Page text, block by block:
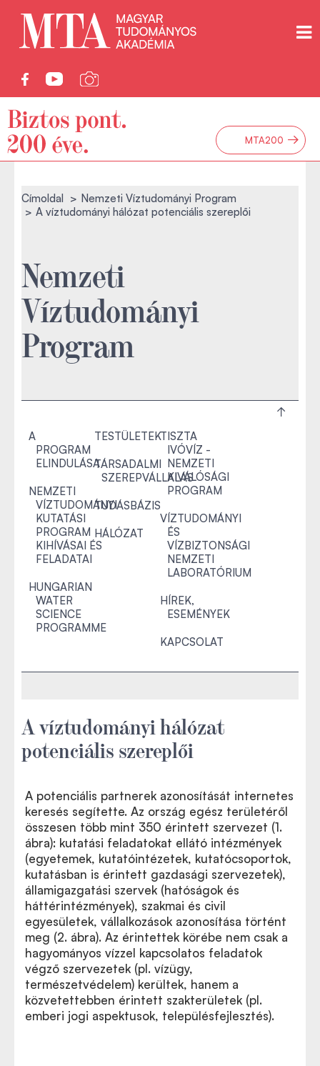
MTA200 →
Címoldal
Nemzeti Víztudományi Program
A víztudományi hálózat potenciális szereplői
Nemzeti
Víztudományi
Program
A
PROGRAM
ELINDULÁSA
NEMZETI
VÍZTUDOMÁNYI
KUTATÁSI
PROGRAM
KIHÍVÁSAI ÉS
FELADATAI
HUNGARIAN
WATER
SCIENCE
PROGRAMME
TESTÜLETEK
TÁRSADALMI
SZEREPVÁLLALÁS
TUDÁSBÁZIS
HÁLÓZAT
TISZTA
IVÓVÍZ -
NEMZETI
KIVÁLÓSÁGI
PROGRAM
VÍZTUDOMÁNYI
ÉS
VÍZBIZTONSÁGI
NEMZETI
LABORATÓRIUM
HÍREK,
ESEMÉNYEK
KAPCSOLAT
A víztudományi hálózat
potenciális szereplői
A potenciális partnerek azonosítását internetes
keresés segítette. Az ország egész területéről
összesen több mint 350 érintett szervezet (1.
ábra): kutatási feladatokat ellátó intézmények
(egyetemek, kutatóintézetek, kutatócsoportok,
kutatásban is érintett gazdasági szervezetek),
államigazgatási szervek (hatóságok és
háttérintézmények), szakmai és civil
egyesületek, vállalkozások azonosítása történt
meg (2. ábra). Az érintettek körébe nem csak a
hagyományos vízzel kapcsolatos feladatok
végző szervezetek (pl. vízügy,
természetvédelem) kerültek, hanem a
közvetettebben érintett szakterületek (pl.
emberi jogi aspektusok, településfejlesztés).